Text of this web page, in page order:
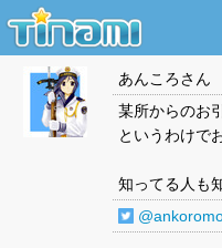
あんころさん
某所からのお
というわけで
知ってる人も